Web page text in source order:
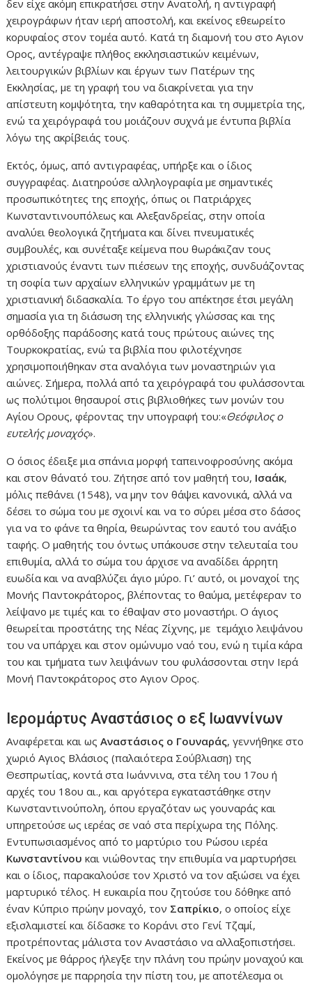
δεν είχε ακόμη επικρατήσει στην Ανατολή, η αντιγραφή
χειρογράφων ήταν ιερή αποστολή, και εκείνος εθεωρείτο
κορυφαίος στον τομέα αυτό. Κατά τη διαμονή του στο Αγιον
Ορος, αντέγραψε πλήθος εκκλησιαστικών κειμένων,
λειτουργικών βιβλίων και έργων των Πατέρων της
Εκκλησίας, με τη γραφή του να διακρίνεται για την
απίστευτη κομψότητα, την καθαρότητα και τη συμμετρία της,
ενώ τα χειρόγραφά του μοιάζουν συχνά με έντυπα βιβλία
λόγω της ακρίβειάς τους.
Εκτός, όμως, από αντιγραφέας, υπήρξε και ο ίδιος
συγγραφέας. Διατηρούσε αλληλογραφία με σημαντικές
προσωπικότητες της εποχής, όπως οι Πατριάρχες
Κωνσταντινουπόλεως και Αλεξανδρείας, στην οποία
αναλύει θεολογικά ζητήματα και δίνει πνευματικές
συμβουλές, και συνέταξε κείμενα που θωράκιζαν τους
χριστιανούς έναντι των πιέσεων της εποχής, συνδυάζοντας
τη σοφία των αρχαίων ελληνικών γραμμάτων με τη
χριστιανική διδασκαλία. Το έργο του απέκτησε έτσι μεγάλη
σημασία για τη διάσωση της ελληνικής γλώσσας και της
ορθόδοξης παράδοσης κατά τους πρώτους αιώνες της
Τουρκοκρατίας, ενώ τα βιβλία που φιλοτέχνησε
χρησιμοποιήθηκαν στα αναλόγια των μοναστηριών για
αιώνες. Σήμερα, πολλά από τα χειρόγραφά του φυλάσσονται
ως πολύτιμοι θησαυροί στις βιβλιοθήκες των μονών του
Αγίου Ορους, φέροντας την υπογραφή του:«Θεόφιλος ο
ευτελής μοναχός».
Ο όσιος έδειξε μια σπάνια μορφή ταπεινοφροσύνης ακόμα
και στον θάνατό του. Ζήτησε από τον μαθητή του, Ισαάκ,
μόλις πεθάνει (1548), να μην τον θάψει κανονικά, αλλά να
δέσει το σώμα του με σχοινί και να το σύρει μέσα στο δάσος
για να το φάνε τα θηρία, θεωρώντας τον εαυτό του ανάξιο
ταφής. Ο μαθητής του όντως υπάκουσε στην τελευταία του
επιθυμία, αλλά το σώμα του άρχισε να αναδίδει άρρητη
ευωδία και να αναβλύζει άγιο μύρο. Γι’ αυτό, οι μοναχοί της
Μονής Παντοκράτορος, βλέποντας το θαύμα, μετέφεραν το
λείψανο με τιμές και το έθαψαν στο μοναστήρι. Ο άγιος
θεωρείται προστάτης της Νέας Ζίχνης, με τεμάχιο λειψάνου
του να υπάρχει και στον ομώνυμο ναό του, ενώ η τιμία κάρα
του και τμήματα των λειψάνων του φυλάσσονται στην Ιερά
Μονή Παντοκράτορος στο Αγιον Ορος.
Ιερομάρτυς Αναστάσιος ο εξ Ιωαννίνων
Αναφέρεται και ωςΑναστάσιος ο Γουναράς, γεννήθηκε στο
χωριό Αγιος Βλάσιος (παλαιότερα Σούβλιαση) της
Θεσπρωτίας, κοντά στα Ιωάννινα, στα τέλη του 17ου ή
αρχές του 18ου αι., και αργότερα εγκαταστάθηκε στην
Κωνσταντινούπολη, όπου εργαζόταν ως γουναράς και
υπηρετούσε ως ιερέας σε ναό στα περίχωρα της Πόλης.
Εντυπωσιασμένος από το μαρτύριο του Ρώσου ιερέα
Κωνσταντίνου και νιώθοντας την επιθυμία να μαρτυρήσει
και ο ίδιος, παρακαλούσε τον Χριστό να τον αξιώσει να έχει
μαρτυρικό τέλος. Η ευκαιρία που ζητούσε του δόθηκε από
έναν Κύπριο πρώην μοναχό, τον Σαπρίκιο, ο οποίος είχε
εξισλαμιστεί και δίδασκε το Κοράνι στο Γενί Τζαμί,
προτρέποντας μάλιστα τον Αναστάσιο να αλλαξοπιστήσει.
Εκείνος με θάρρος ήλεγξε την πλάνη του πρώην μοναχού και
ομολόγησε με παρρησία την πίστη του, με αποτέλεσμα οι